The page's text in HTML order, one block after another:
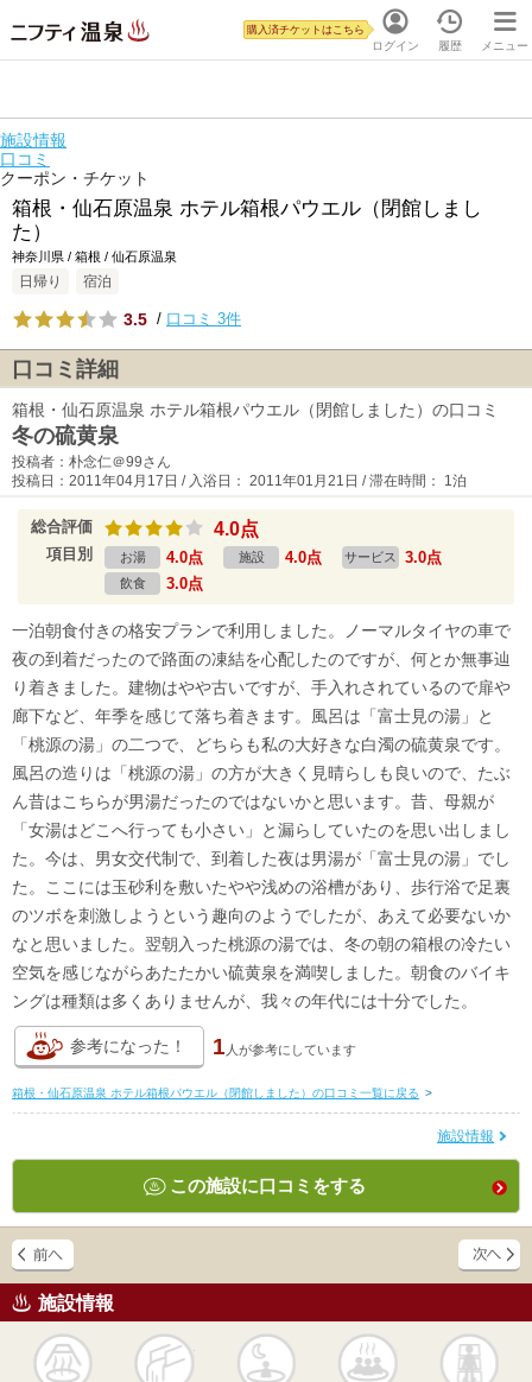
ログイン
購入済チケットはこちら
履歴 メニュー
施設情報
口コミ
クーポン・チケット
箱根・仙石原温泉 ホテル箱根パウエル（閉館しまし
た）
神奈川県 / 箱根 / 仙石原温泉
日帰り 宿泊
3.5 / 口コミ 3件
口コミ詳細
箱根・仙石原温泉 ホテル箱根パウエル（閉館しました）の口コミ
冬の硫黄泉
投稿者：朴念仁＠99さん
投稿日：2011年04月17日 / 入浴日： 2011年01月21日 / 滞在時間： 1泊
総合評価 4.0点
項目別 お湯 4.0点 施設 4.0点 サービス 3.0点
飲食 3.0点
一泊朝食付きの格安プランで利用しました。ノーマルタイヤの車で
夜の到着だったので路面の凍結を心配したのですが、何とか無事辿
り着きました。建物はやや古いですが、手入れされているので扉や
廊下など、年季を感じて落ち着きます。風呂は「富士見の湯」と
「桃源の湯」の二つで、どちらも私の大好きな白濁の硫黄泉です。
風呂の造りは「桃源の湯」の方が大きく見晴らしも良いので、たぶ
ん昔はこちらが男湯だったのではないかと思います。昔、母親が
「女湯はどこへ行っても小さい」と漏らしていたのを思い出しまし
た。今は、男女交代制で、到着した夜は男湯が「富士見の湯」でし
た。ここには玉砂利を敷いたやや浅めの浴槽があり、歩行浴で足裏
のツボを刺激しようという趣向のようでしたが、あえて必要ないか
なと思いました。翌朝入った桃源の湯では、冬の朝の箱根の冷たい
空気を感じながらあたたかい硫黄泉を満喫しました。朝食のバイキ
ングは種類は多くありませんが、我々の年代には十分でした。
参考になった！ 1 人が参考にしています
箱根・仙石原温泉 ホテル箱根パウエル（閉館しました）の口コミ一覧に戻る >
施設情報
この施設に口コミをする
施設情報
かけ流し 露天風呂 貸切風呂